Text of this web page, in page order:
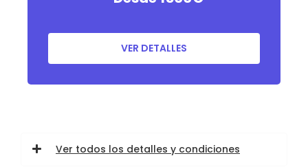
VER DETALLES
Ver todos los detalles y condiciones